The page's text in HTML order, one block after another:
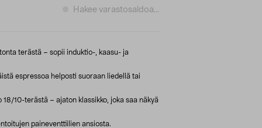
Hakee varastosaldoa...
terästä – sopii induktio-, kaasu- ja
espressoa helposti suoraan liedellä tai
18/10-terästä – ajaton klassikko, joka saa näkyä
paineventtiilien ansiosta.